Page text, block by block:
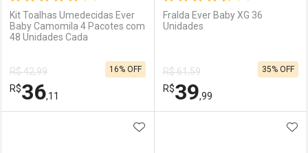
Comprar sem Desconto
Por R$ 89,90/cada
Comprar sem Desconto
Por R$ 89,90/cada
Comprar sem Desconto
Por R$ 14,39/cada
Comprar sem Desconto
Por R$ 14,39/cada
Kit Toalhas Umedecidas Ever
Baby Camomila 4 Pacotes com
48 Unidades Cada
R$ 42,99
R$36,11
16% OFF
Fralda Ever Baby XG 36
Unidades
R$ 61,59
R$39,99
35% OFF
ADICIONAR AOS FAVORITOS